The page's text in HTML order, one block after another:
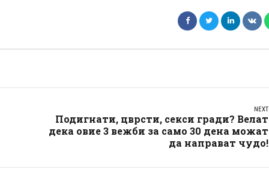
NEXT
Подигнати, цврсти, секси гради? Велат
дека овие 3 вежби за само 30 дена можат
да направат чудо!